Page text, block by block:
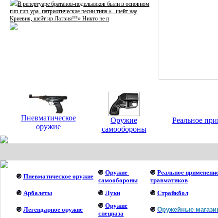
В репертуаре братанов-подельников были в основном
гип-гип-ура- патриотические песни типа «...шейт нау
Криевия, шейт ир Латвия!!!» Никто не п
Пневматическое
оружие
Оружие
самообороны
Реальное
Пневматическое оружие
Оружие
самообороны
Реальное
травматиков
Арбалеты
Луки Страйкбол
Легендарное оружие
Оружие
спецназа
Оружейные